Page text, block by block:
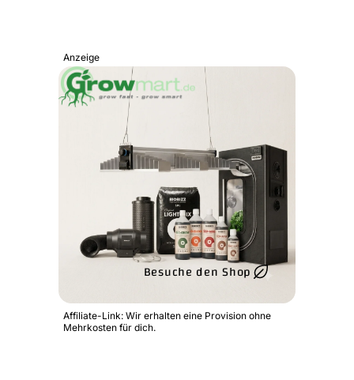
Anzeige
Besuche den Shop
Affiliate-Link: Wir erhalten eine Provision ohne
Mehrkosten für dich.